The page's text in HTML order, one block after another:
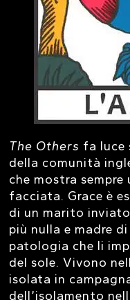
The Others fa luce
della comunità
che mostra
facciata. Grace è
di un marito
più nulla e madre
patologia che li
del sole. Vivono
isolata in
dell’isolamento